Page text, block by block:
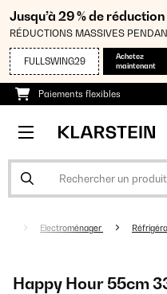
Jusqu’à 29 % de
RÉDUCTIONS MASSIVES
FULLSWING29
Achetez
maintenant
Paiements flexibles
Electroménager
Happy Hour 55cm